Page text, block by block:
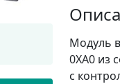
Модуль
0XA0 из
с